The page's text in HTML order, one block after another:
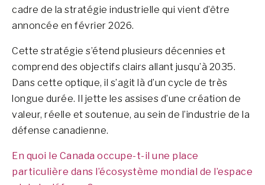
cadre de la stratégie industrielle qui vient d’être
annoncée en février 2026.
Cette stratégie s’étend plusieurs décennies et
comprend des objectifs clairs allant jusqu’à 2035.
Dans cette optique, il s’agit là d’un cycle de très
longue durée. Il jette les assises d’une création de
valeur, réelle et soutenue, au sein de l’industrie de la
défense canadienne.
En quoi le Canada occupe-t-il une place
particulière dans l’écosystème mondial de l’espace